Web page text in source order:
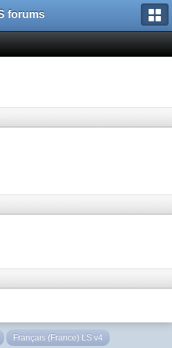
forums
Français (France) LS v4